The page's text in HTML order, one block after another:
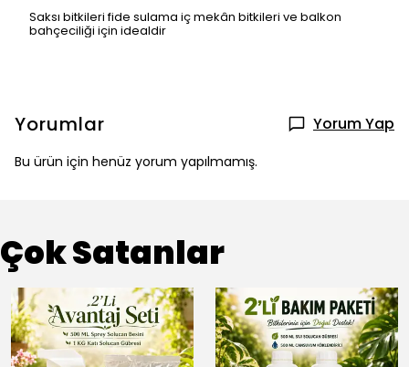
Saksı bitkileri fide sulama iç mekân bitkileri ve balkon
bahçeciliği için idealdir
Yorumlar Yorum Yap
Bu ürün için henüz yorum yapılmamış.
Çok Satanlar